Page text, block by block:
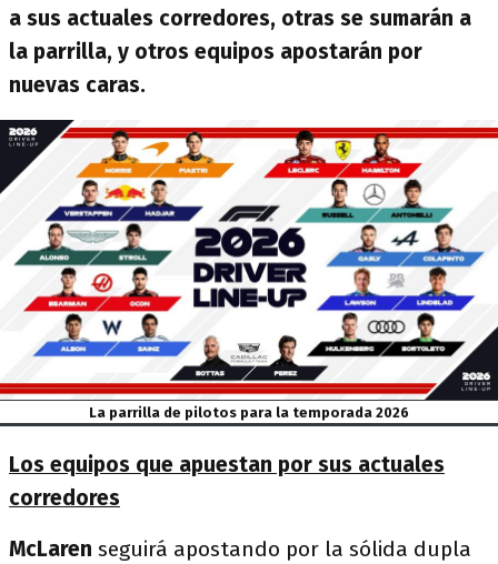
a sus actuales corredores, otras se sumarán a
la parrilla, y otros equipos apostarán por
nuevas caras.
La parrilla de pilotos para la temporada 2026
Los equipos que apuestan por sus actuales
corredores
McLaren seguirá apostando por la sólida dupla